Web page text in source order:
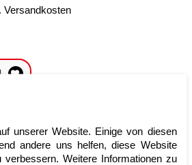
Versandkosten
unserer Website. Einige von diesen
andere uns helfen, diese Website
verbessern. Weitere Informationen zu